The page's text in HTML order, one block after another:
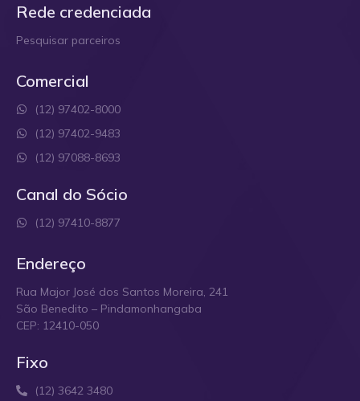
Rede credenciada
Pesquisar parceiros
Comercial
(12) 97402-8000
(12) 97402-9483
(12) 97088-8693
Canal do Sócio
(12) 97410-8877
Endereço
Rua Major José dos Santos Moreira, 241
São Benedito – Pindamonhangaba
CEP: 12410-050
Fixo
(12) 3642 3480